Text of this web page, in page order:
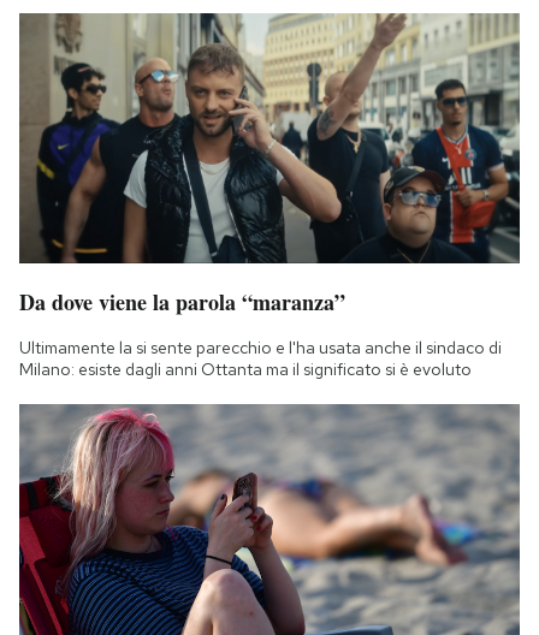
Da dove viene la parola “maranza”
Ultimamente la si sente parecchio e l'ha usata anche il sindaco di
Milano: esiste dagli anni Ottanta ma il significato si è evoluto